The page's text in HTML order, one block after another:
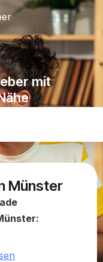
mit
Münster